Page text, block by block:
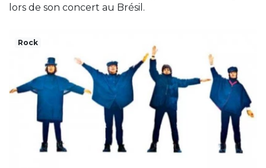
lors de son concert au Brésil.
Rock